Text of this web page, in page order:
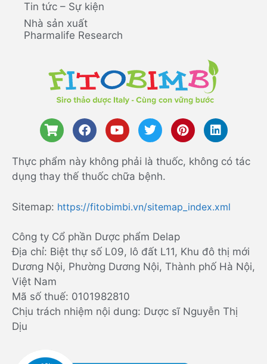
Tin tức – Sự kiện
Nhà sản xuất
Pharmalife Research
Thực phẩm này không phải là thuốc, không có tác
dụng thay thế thuốc chữa bệnh.
Sitemap: https://fitobimbi.vn/sitemap_index.xml
Công ty Cổ phần Dược phẩm Delap
Địa chỉ: Biệt thự số L09, lô đất L11, Khu đô thị mới
Dương Nội, Phường Dương Nội, Thành phố Hà Nội,
Việt Nam
Mã số thuế: 0101982810
Chịu trách nhiệm nội dung: Dược sĩ Nguyễn Thị
Dịu